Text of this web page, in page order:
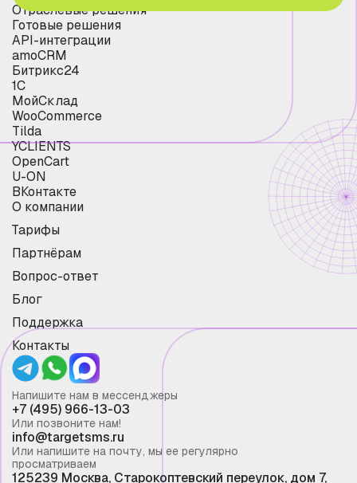
Отраслевые решения
Готовые решения
API-интеграции
amoCRM
Битрикс24
1С
МойСклад
WooCommerce
Tilda
YCLIENTS
OpenCart
U-ON
ВКонтакте
О компании
Тарифы
Партнёрам
Вопрос-ответ
Блог
Поддержка
Контакты
Напишите нам в мессенджеры
+7 (495) 966-13-03
Или позвоните нам!
info@targetsms.ru
Или напишите на почту, мы ее регулярно
просматриваем
125239 Москва, Старокоптевский переулок, дом 7,